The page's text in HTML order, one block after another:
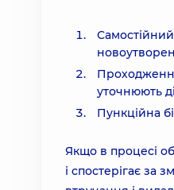
уточнюють
Пункційна
Якщо в процесі
і спостерігає за